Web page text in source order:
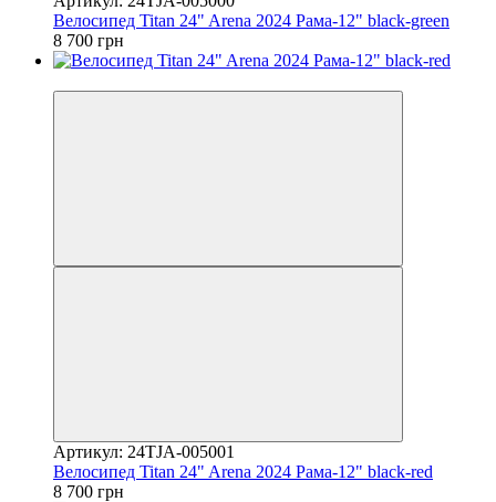
Велосипед Titan 24" Arena 2024 Рама-12" black-green
8 700 грн
Артикул: 24TJA-005001
Велосипед Titan 24" Arena 2024 Рама-12" black-red
8 700 грн